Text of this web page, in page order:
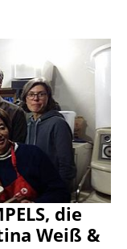
die
Weiß &